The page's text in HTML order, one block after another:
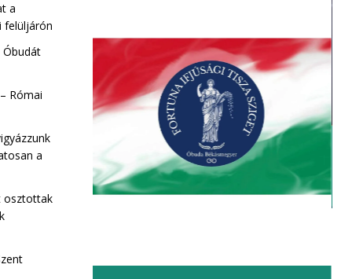
a
felüljárón
Római
a
osztottak
Sziget